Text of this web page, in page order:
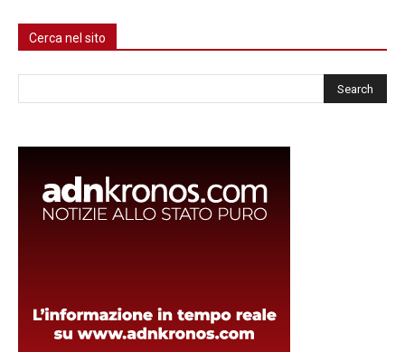
Cerca nel sito